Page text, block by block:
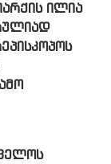
ᲘᲚᲘᲐ